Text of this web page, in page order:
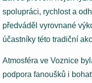
spolupráci, rychlost a
předváděl vyrovnané
účastníky této tradiční
Atmosféra ve Voznice
podpora fanoušků i